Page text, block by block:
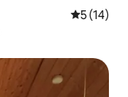
5 (14)